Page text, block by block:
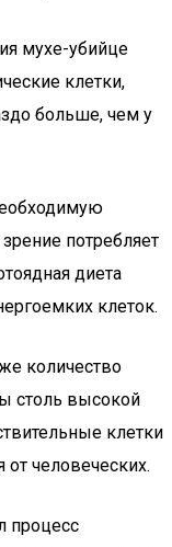
мухе-убийце
клетки,
больше, чем у
потребляет
диета
клеток.
количество
столь высокой
клетки
от человеческих.
процесс